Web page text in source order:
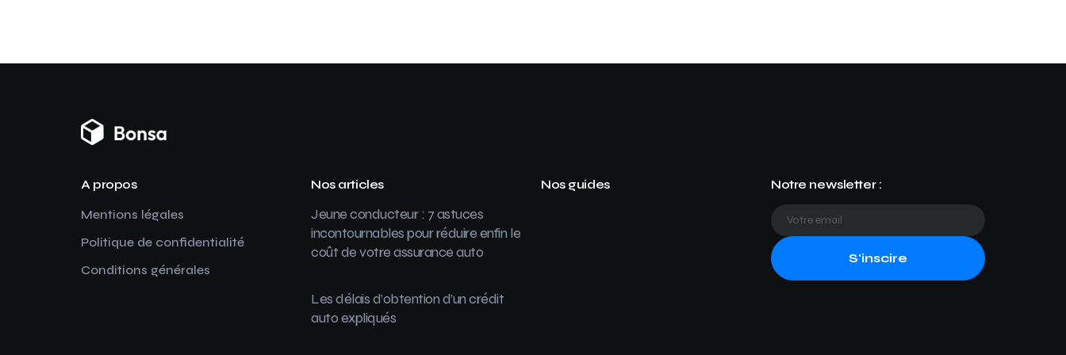
A propos
Mentions légales
Politique de confidentialité
Conditions générales
Nos articles
Jeune conducteur : 7 astuces
incontournables pour réduire enfin le
coût de votre assurance auto
Les délais d’obtention d’un crédit
auto expliqués
Nos guides Notre newsletter :
S'inscire